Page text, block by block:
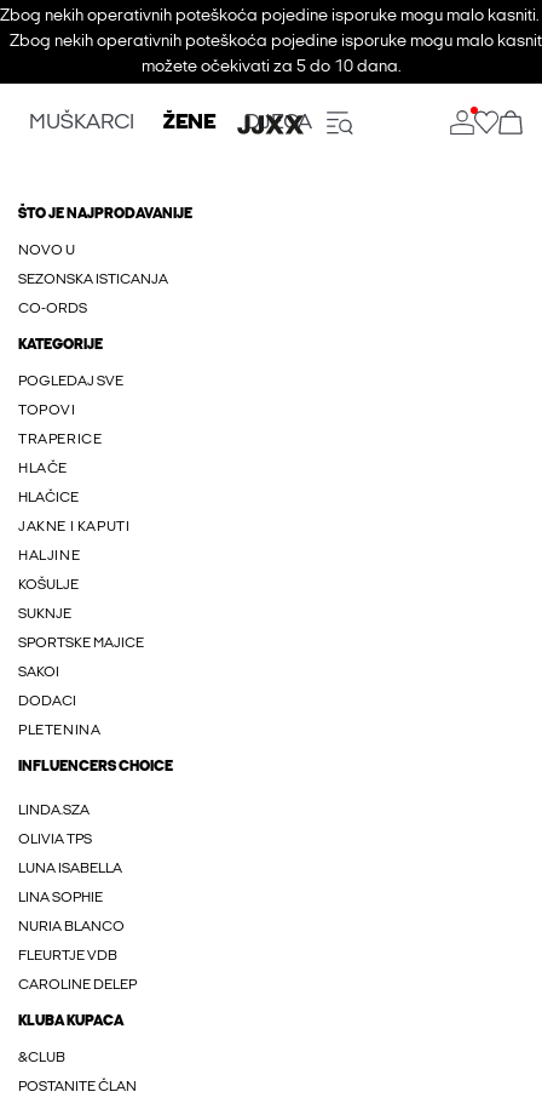
Zbog nekih operativnih poteškoća pojedine isporuke mogu malo
Zbog nekih operativnih poteškoća pojedine isporuke mogu malo
možete očekivati za 5 do 10 dana.
MUŠKARCI ŽENE DJECA
ŠTO JE NAJPRODAVANIJE
NOVO U
SEZONSKA ISTICANJA
CO-ORDS
KATEGORIJE
POGLEDAJ SVE
TOPOVI
TRAPERICE
HLAČE
HLAČICE
JAKNE I KAPUTI
HALJINE
KOŠULJE
SUKNJE
SPORTSKE MAJICE
SAKOI
DODACI
PLETENINA
INFLUENCERS CHOICE
LINDA.SZA
OLIVIA TPS
LUNA ISABELLA
LINA SOPHIE
NURIA BLANCO
FLEURTJE VDB
CAROLINE DELEP
KLUBA KUPACA
&CLUB
POSTANITE ČLAN